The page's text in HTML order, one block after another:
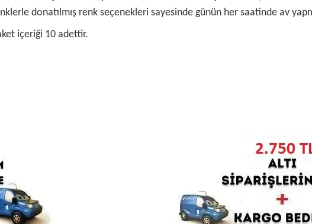
donatılmış renk seçenekleri sayesinde günün her saatinde av
içeriği 10 adettir.